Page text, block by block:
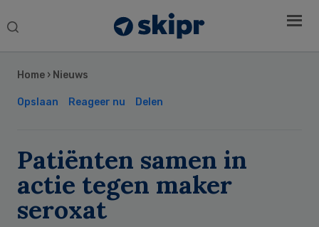
Search
Home › Nieuws
Opslaan Reageer nu Delen
Patiënten samen in
actie tegen maker
seroxat
Sidebar